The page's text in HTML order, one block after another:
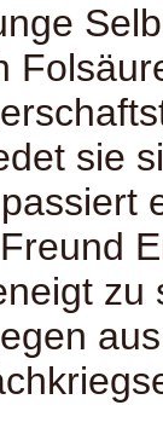
sie
zu